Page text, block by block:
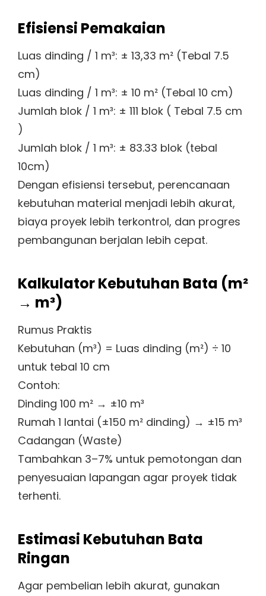
Efisiensi Pemakaian
Luas dinding / 1 m³: ± 13,33 m² (Tebal 7.5
cm)
Luas dinding / 1 m³: ± 10 m² (Tebal 10 cm)
Jumlah blok / 1 m³: ± 111 blok ( Tebal 7.5 cm
)
Jumlah blok / 1 m³: ± 83.33 blok (tebal
10cm)
Dengan efisiensi tersebut, perencanaan
kebutuhan material menjadi lebih akurat,
biaya proyek lebih terkontrol, dan progres
pembangunan berjalan lebih cepat.
Kalkulator Kebutuhan Bata (m²
→ m³)
Rumus Praktis
Kebutuhan (m³) = Luas dinding (m²) ÷ 10
untuk tebal 10 cm
Contoh:
Dinding 100 m² → ±10 m³
Rumah 1 lantai (±150 m² dinding) → ±15 m³
Cadangan (Waste)
Tambahkan 3–7% untuk pemotongan dan
penyesuaian lapangan agar proyek tidak
terhenti.
Estimasi Kebutuhan Bata
Ringan
Agar pembelian lebih akurat, gunakan